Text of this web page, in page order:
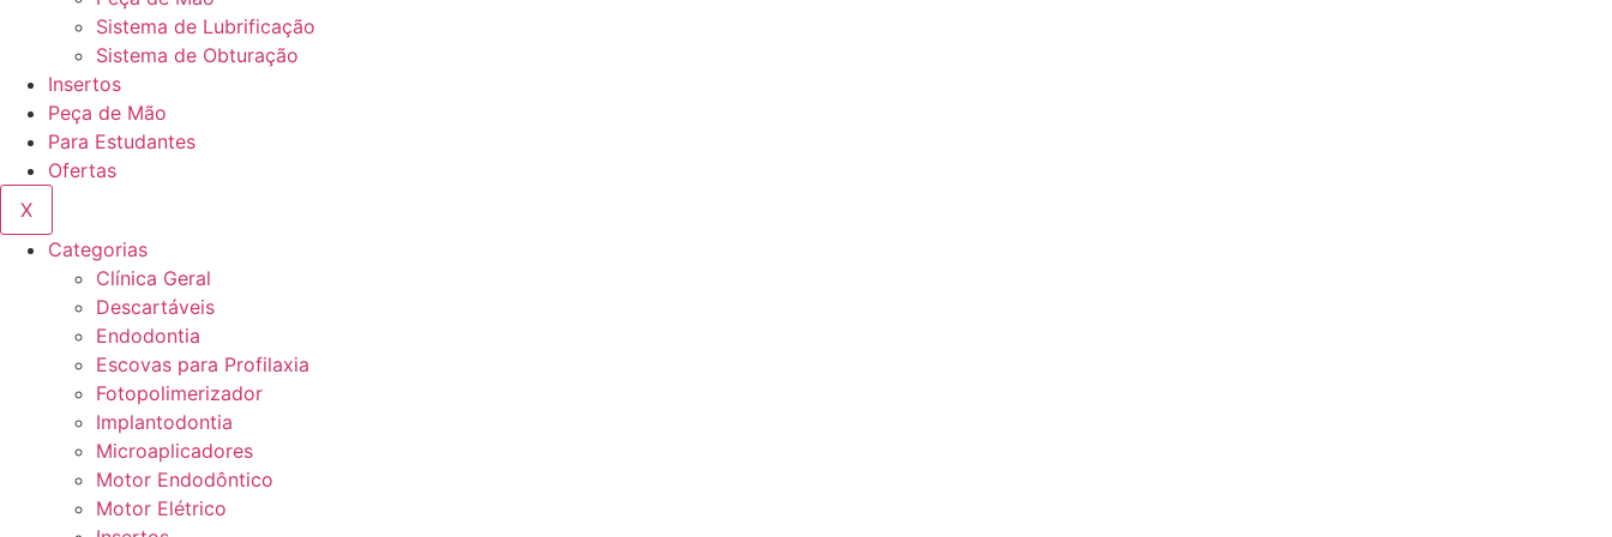
Sistema de Lubrificação
Sistema de Obturação
Insertos
Peça de Mão
Para Estudantes
Ofertas
X
Categorias
Clínica Geral
Descartáveis
Endodontia
Escovas para Profilaxia
Fotopolimerizador
Implantodontia
Microaplicadores
Motor Endodôntico
Motor Elétrico